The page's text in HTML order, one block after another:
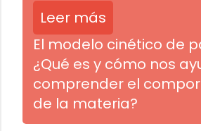
Leer más
El modelo cinético de
¿Qué es y cómo nos
comprender el
de la materia?